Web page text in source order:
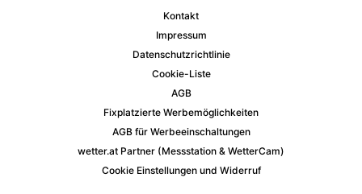
Kontakt
Impressum
Datenschutzrichtlinie
Cookie-Liste
AGB
Fixplatzierte Werbemöglichkeiten
AGB für Werbeeinschaltungen
wetter.at Partner (Messstation & WetterCam)
Cookie Einstellungen und Widerruf